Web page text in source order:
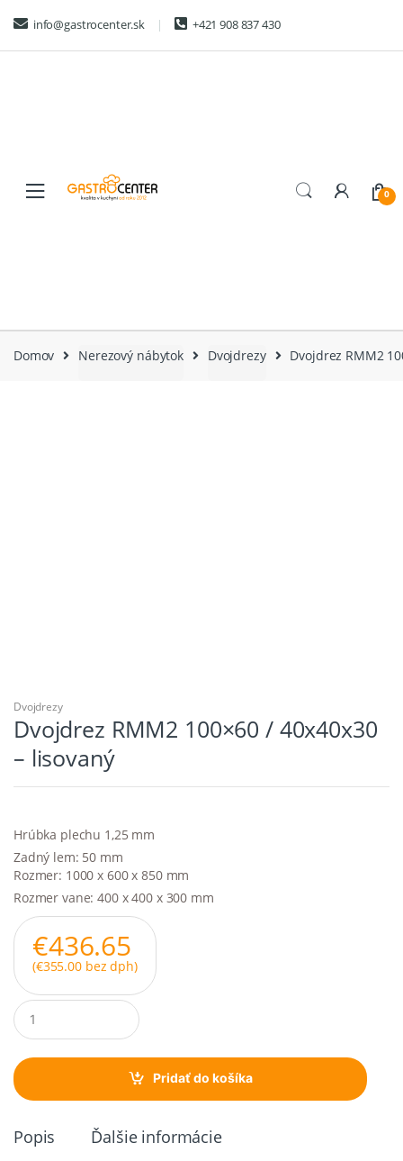
navigation
content
info@gastrocenter.sk +421 908 837 430
0
Domov Nerezový nábytok Dvojdrezy Dvojdrez RMM2
Dvojdrezy
Dvojdrez RMM2 100×60 / 40x40x30
– lisovaný
Hrúbka plechu 1,25 mm
Zadný lem: 50 mm
Rozmer: 1000 x 600 x 850 mm
Rozmer vane: 400 x 400 x 300 mm
€436.65
(€355.00bez dph)
Q
u
a
t
i
Pridať do košíka
Popis Ďalšie informácie